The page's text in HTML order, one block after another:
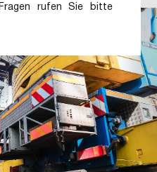
rufen Sie bitte